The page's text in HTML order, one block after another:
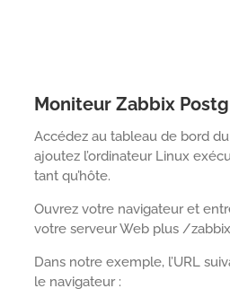
Moniteur Zabbix
Accédez au tableau de bord
ajoutez l’ordinateur Linux
tant qu’hôte.
Ouvrez votre navigateur et
votre serveur Web plus /
Dans notre exemple, l’URL
le navigateur :